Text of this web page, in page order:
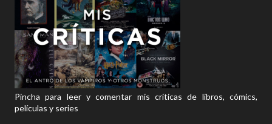
Pincha para leer y comentar mis críticas de libros, cómics,
películas y series